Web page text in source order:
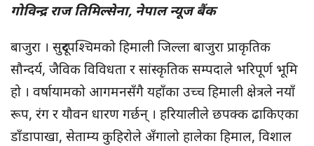
गोविन्द्र राज तिमिल्सेना, नेपाल न्यूज बैंक
बाजुरा । सुदूरपश्चिमको हिमाली जिल्ला बाजुरा प्राकृतिक
सौन्दर्य, जैविक विविधता र सांस्कृतिक सम्पदाले भरिपूर्ण भूमि
हो । वर्षायामको आगमनसँगै यहाँका उच्च हिमाली क्षेत्रले नयाँ
रूप, रंग र यौवन धारण गर्छन् । हरियालीले छपक्क ढाकिएका
डाँडापाखा, सेताम्य कुहिरोले अँगालो हालेका हिमाल, विशाल